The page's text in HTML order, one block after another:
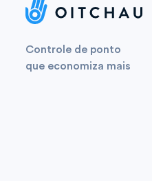
Controle de ponto
que economiza mais